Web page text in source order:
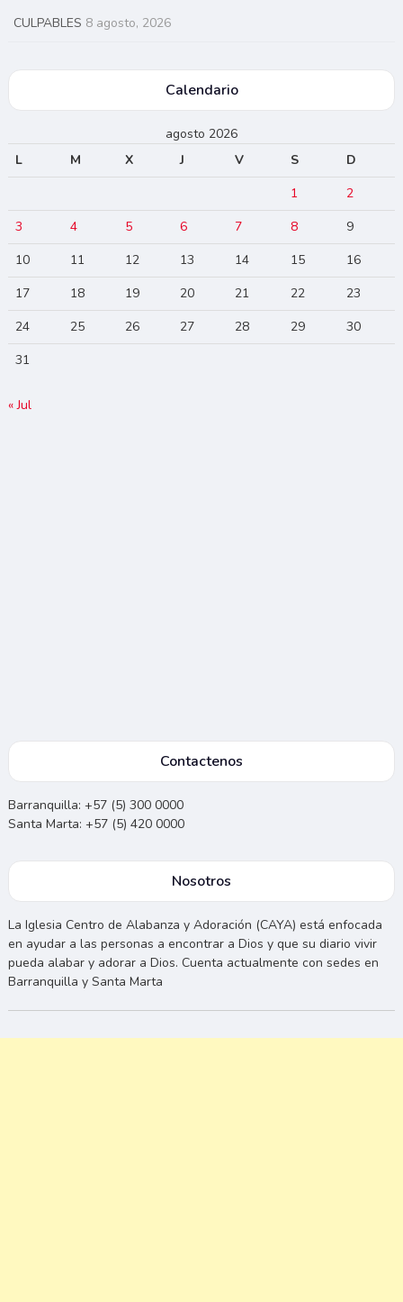
CULPABLES 8 agosto, 2026
Calendario
agosto 2026
L
M X J V S
D
1
2
3
4 5 6 7 8
9
10
11 12 13 14 15
16
17
18 19 20 21 22
23
24
25 26 27 28 29
30
31
« Jul
Contactenos
Barranquilla: +57 (5) 300 0000
Santa Marta: +57 (5) 420 0000
Nosotros
La Iglesia Centro de Alabanza y Adoración (CAYA) está enfocada
en ayudar a las personas a encontrar a Dios y que su diario vivir
pueda alabar y adorar a Dios. Cuenta actualmente con sedes en
Barranquilla y Santa Marta